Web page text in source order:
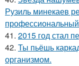
Рузиль минекаев
41. 2015 год стал
42. Ты пьёшь
организмом.